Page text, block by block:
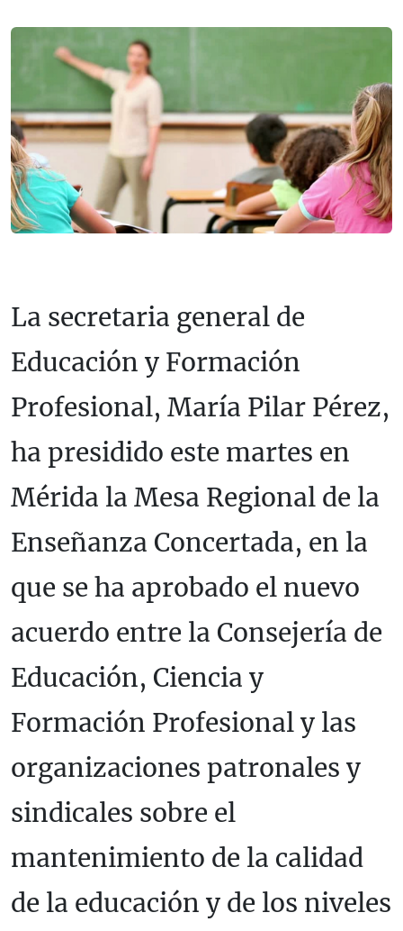
La secretaria general de
Educación y Formación
Profesional, María Pilar Pérez,
ha presidido este martes en
Mérida la Mesa Regional de la
Enseñanza Concertada, en la
que se ha aprobado el nuevo
acuerdo entre la Consejería de
Educación, Ciencia y
Formación Profesional y las
organizaciones patronales y
sindicales sobre el
mantenimiento de la calidad
de la educación y de los niveles